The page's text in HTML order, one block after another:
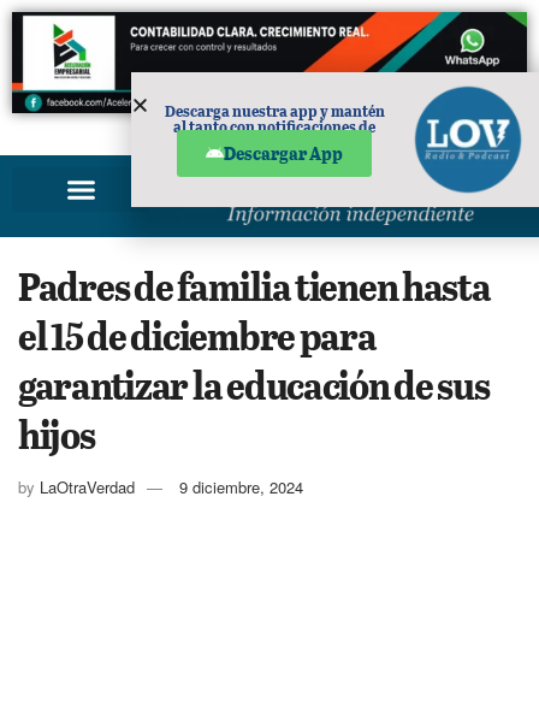
PUBLICIDAD
Padres de familia tienen hasta
el 15 de diciembre para
garantizar la educación de sus
hijos
by LaOtraVerdad 9 diciembre, 2024
Descarga nuestra app y mantén
al tanto con notificaciones de
Descargar App